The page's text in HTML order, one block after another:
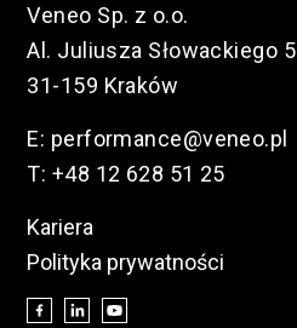
Veneo Sp. z o.o.
Al. Juliusza Słowackiego 5
31-159 Kraków
E: performance@veneo.pl
T: +48 12 628 51 25
Kariera
Polityka prywatności